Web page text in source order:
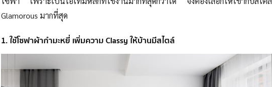
Glamorous มากที่สุด
1. ใช้โซฟาผ้ากำมะหยี่ เพิ่มความ Classy ให้บ้านมีสไตล์